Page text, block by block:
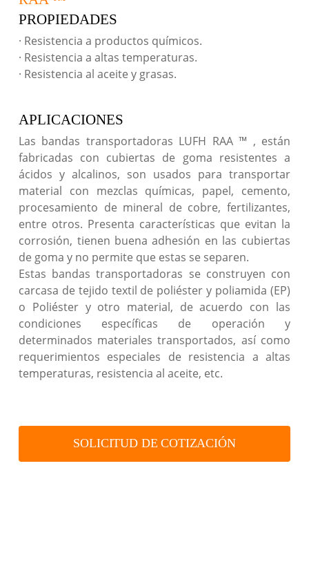
PROPIEDADES
· Resistencia a productos químicos.
· Resistencia a altas temperaturas.
· Resistencia al aceite y grasas.
APLICACIONES
Las bandas transportadoras LUFH RAA ™ , están
fabricadas con cubiertas de goma resistentes a
ácidos y alcalinos, son usados para transportar
material con mezclas químicas, papel, cemento,
procesamiento de mineral de cobre, fertilizantes,
entre otros. Presenta características que evitan la
corrosión, tienen buena adhesión en las cubiertas
de goma y no permite que estas se separen.
Estas bandas transportadoras se construyen con
carcasa de tejido textil de poliéster y poliamida (EP)
o Poliéster y otro material, de acuerdo con las
condiciones específicas de operación y
determinados materiales transportados, así como
requerimientos especiales de resistencia a altas
temperaturas, resistencia al aceite, etc.
SOLICITUD DE COTIZACIÓN